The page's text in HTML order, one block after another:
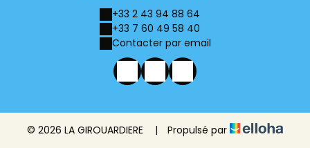
+33 2 43 94 88 64
+33 7 60 49 58 40
Contacter par email
© 2026 LA GIROUARDIERE | Propulsé par